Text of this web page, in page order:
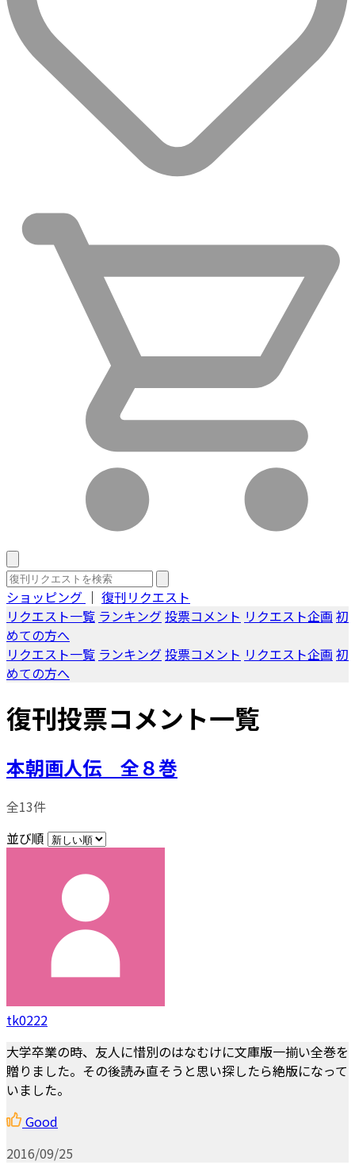
ショッピング ｜ 復刊リクエスト
リクエスト一覧 ランキング投票コメント リクエスト企画 初
めての方へ
リクエスト一覧 ランキング投票コメント リクエスト企画 初
めての方へ
復刊投票コメント一覧
本朝画人伝 全８巻
全13件
並び順
tk0222
大学卒業の時、友人に惜別のはなむけに文庫版一揃い全巻を
贈りました。その後読み直そうと思い探したら絶版になって
いました。
Good
2016/09/25